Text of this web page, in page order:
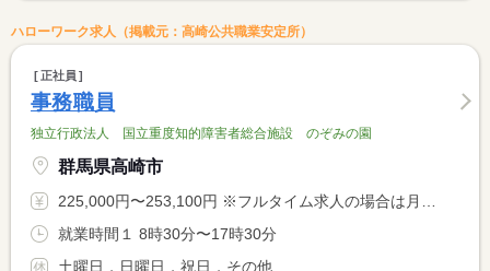
ハローワーク求人（掲載元：高崎公共職業安定所）
正社員
事務職員
独立行政法人 国立重度知的障害者総合施設 のぞみの園
群馬県高崎市
225,000円〜253,100円 ※フルタイム求人の場合は月額（換算額）、パート求人の場合は時間額を表示しています。
就業時間１ 8時30分〜17時30分
土曜日，日曜日，祝日，その他